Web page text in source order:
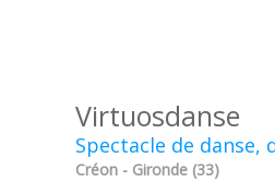
Virtuosdanse
Spectacle de danse,
Créon - Gironde (33)